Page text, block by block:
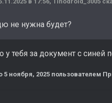
не нужна будет?
у тебя за документ с
5 ноября, 2025 пользователем